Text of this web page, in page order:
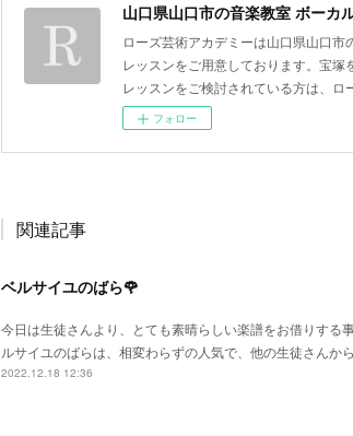
山口県山口市の音楽教室 ボーカ
ローズ芸術アカデミーは山口県山口
レッスンをご用意しております。宝
レッスンをご検討されている方は、ロ
フォロー
関連記事
ベルサイユのばら🌹
今日は生徒さんより、とても素晴らしい楽譜をお借りす
ルサイユのばらは、相変わらずの人気で、他の生徒さん
2022.12.18 12:36